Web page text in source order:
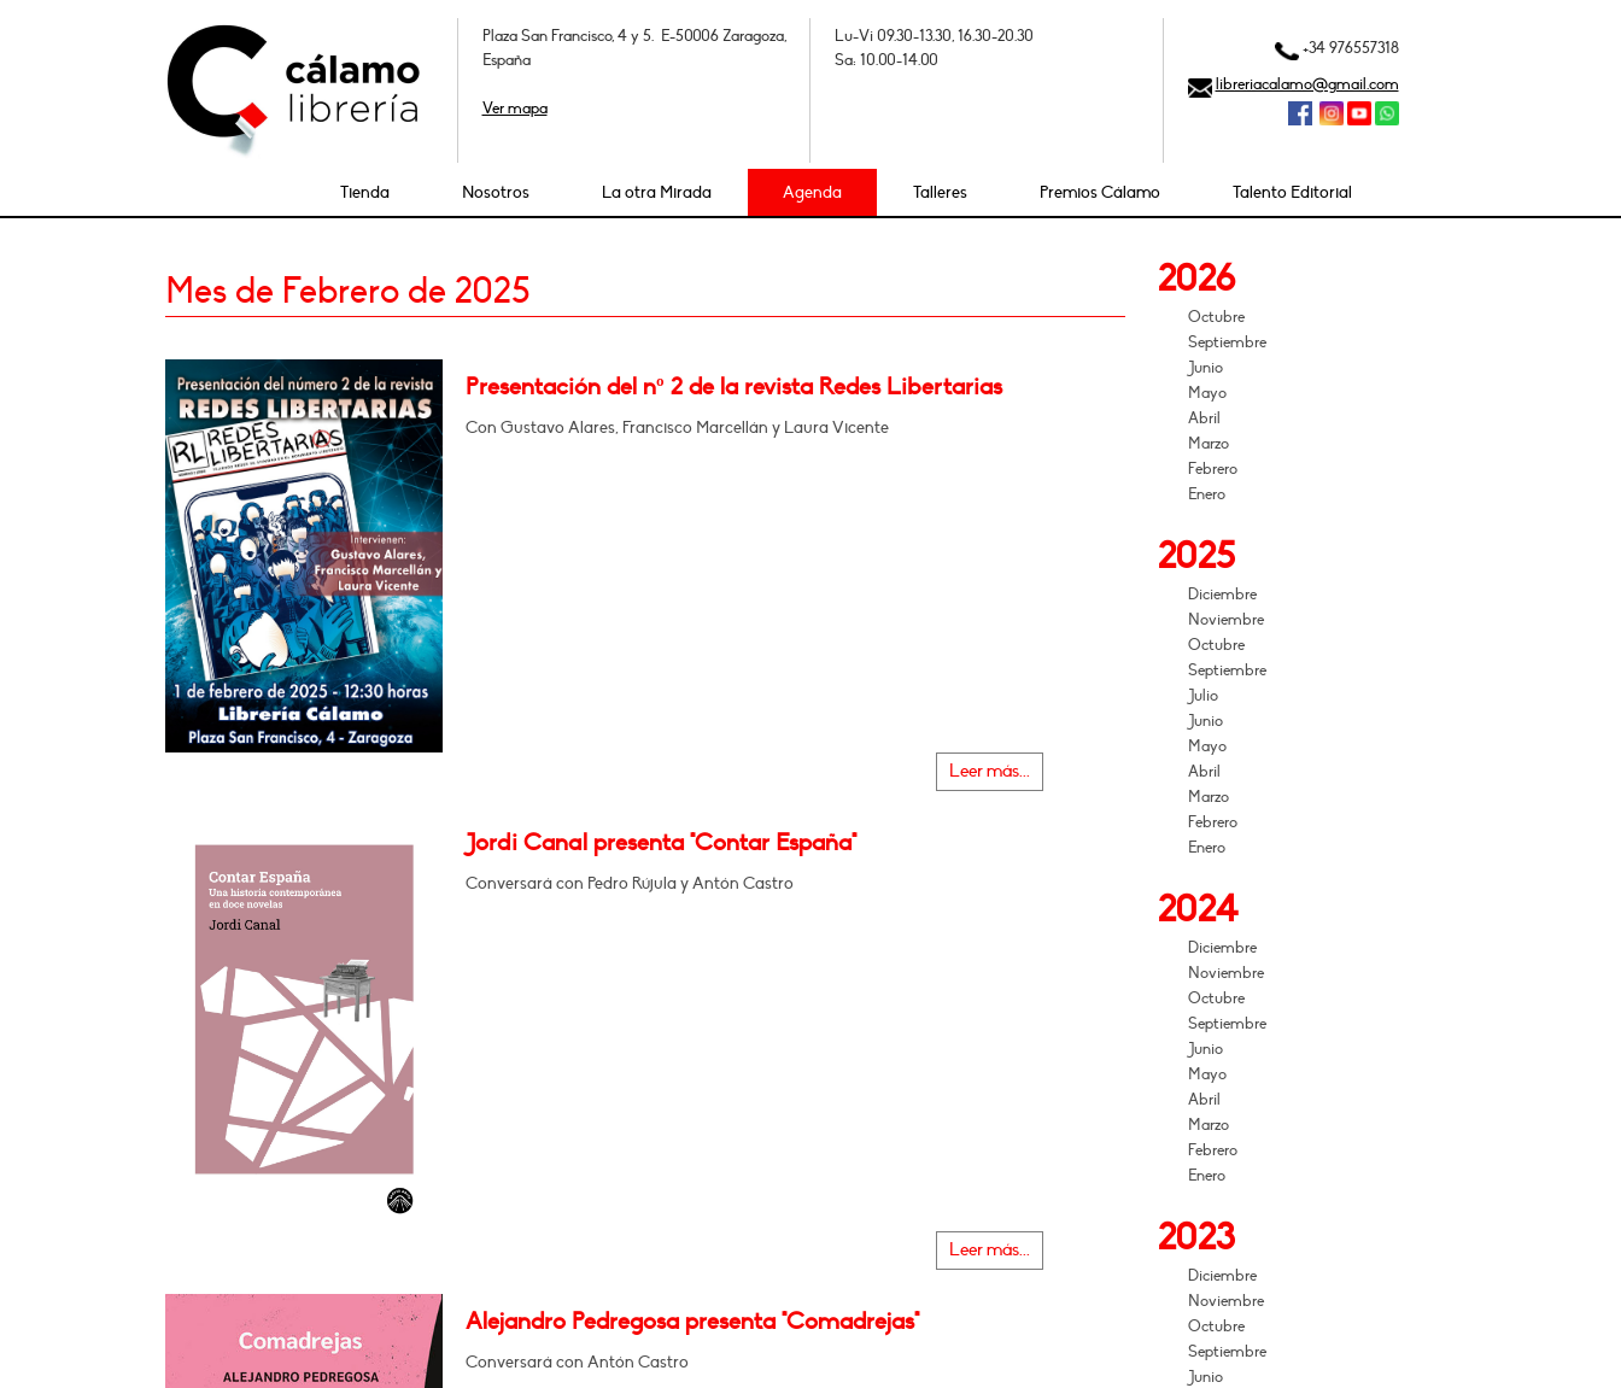
Plaza San Francisco, 4 y 5. E-50006 Zaragoza,
España
Ver mapa
Lu-Vi 09.30-13.30, 16.30-20.30
Sa: 10.00-14.00
+34 976557318
libreriacalamo@gmail.com
Tienda Nosotros La otra Mirada Agenda Talleres Premios Cálamo Talento Editorial
Mes de Febrero de 2025
Presentación del nº 2 de la revista Redes Libertarias
Con Gustavo Alares, Francisco Marcellán y Laura Vicente
Leer más...
Jordi Canal presenta "Contar España"
Conversará con Pedro Rújula y Antón Castro
Leer más...
Alejandro Pedregosa presenta "Comadrejas"
Conversará con Antón Castro
2026
Octubre
Septiembre
Junio
Mayo
Abril
Marzo
Febrero
Enero
2025
Diciembre
Noviembre
Octubre
Septiembre
Julio
Junio
Mayo
Abril
Marzo
Febrero
Enero
2024
Diciembre
Noviembre
Octubre
Septiembre
Junio
Mayo
Abril
Marzo
Febrero
Enero
2023
Diciembre
Noviembre
Octubre
Septiembre
Junio